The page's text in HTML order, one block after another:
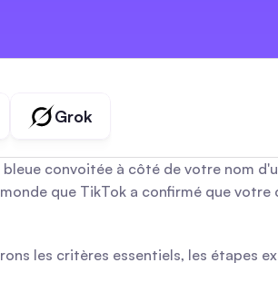
Grok
convoitée à côté de votre nom
que TikTok a confirmé que
les critères essentiels, les étapes